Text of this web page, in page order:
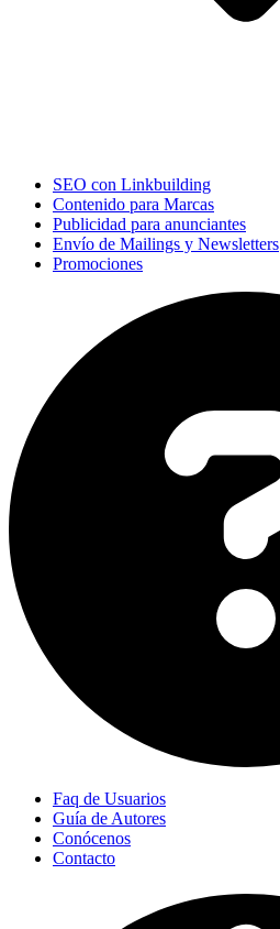
SEO con Linkbuilding
Contenido para Marcas
Publicidad para anunciantes
Envío de Mailings y Newsletters
Promociones
Faq de Usuarios
Guía de Autores
Conócenos
Contacto